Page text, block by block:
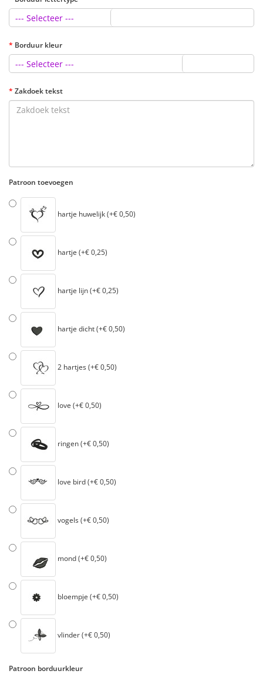
--- Selecteer ---
Borduur kleur
--- Selecteer ---
Zakdoek tekst
Patroon toevoegen
hartje huwelijk (+€ 0,50)
hartje (+€ 0,25)
hartje lijn (+€ 0,25)
hartje dicht (+€ 0,50)
2 hartjes (+€ 0,50)
love (+€ 0,50)
ringen (+€ 0,50)
love bird (+€ 0,50)
vogels (+€ 0,50)
mond (+€ 0,50)
bloempje (+€ 0,50)
vlinder (+€ 0,50)
Patroon borduurkleur